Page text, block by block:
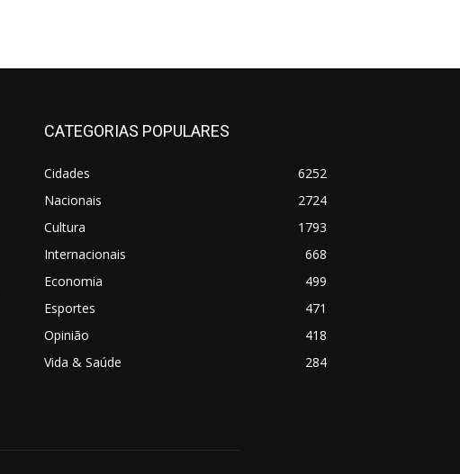
CATEGORIAS POPULARES
Cidades
6252
Nacionais
2724
Cultura
1793
Internacionais
668
Economia
499
Esportes
471
Opinião
418
Vida & Saúde
284